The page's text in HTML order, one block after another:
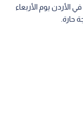
يوم الأربعاء
حارة.